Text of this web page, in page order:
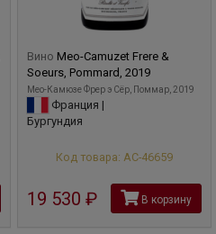
Вино Meo-Camuzet Frere &
Soeurs, Pommard, 2019
Мео-Камюзе Фрер э Сёр, Поммар, 2019
Франция |
Бургундия
Код товара: АС-46659
19 530 рубВ корзину